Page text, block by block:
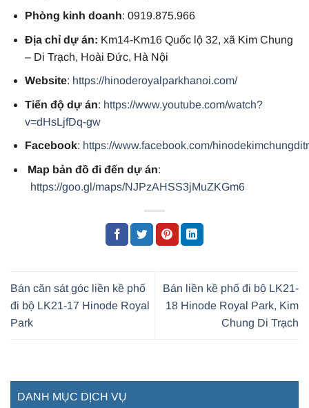
Phòng kinh doanh: 0919.875.966
Địa chỉ dự án: Km14-Km16 Quốc lộ 32, xã Kim Chung
– Di Trạch, Hoài Đức, Hà Nội
Website: https://hinoderoyalparkhanoi.com/
Tiến độ dự án: https://www.youtube.com/watch?
v=dHsLjfDq-gw
Facebook: https://www.facebook.com/
Map bản đồ đi đến dự án:
https://goo.gl/maps/NJPzAHSS3jMuZKGm6
Bán căn sát góc liền kề phố
đi bộ LK21-17 Hinode Royal
Park
Bán liền kề phố đi bộ LK21-
18 Hinode Royal Park, Kim
Chung Di Trạch
DANH MỤC DỊCH VỤ